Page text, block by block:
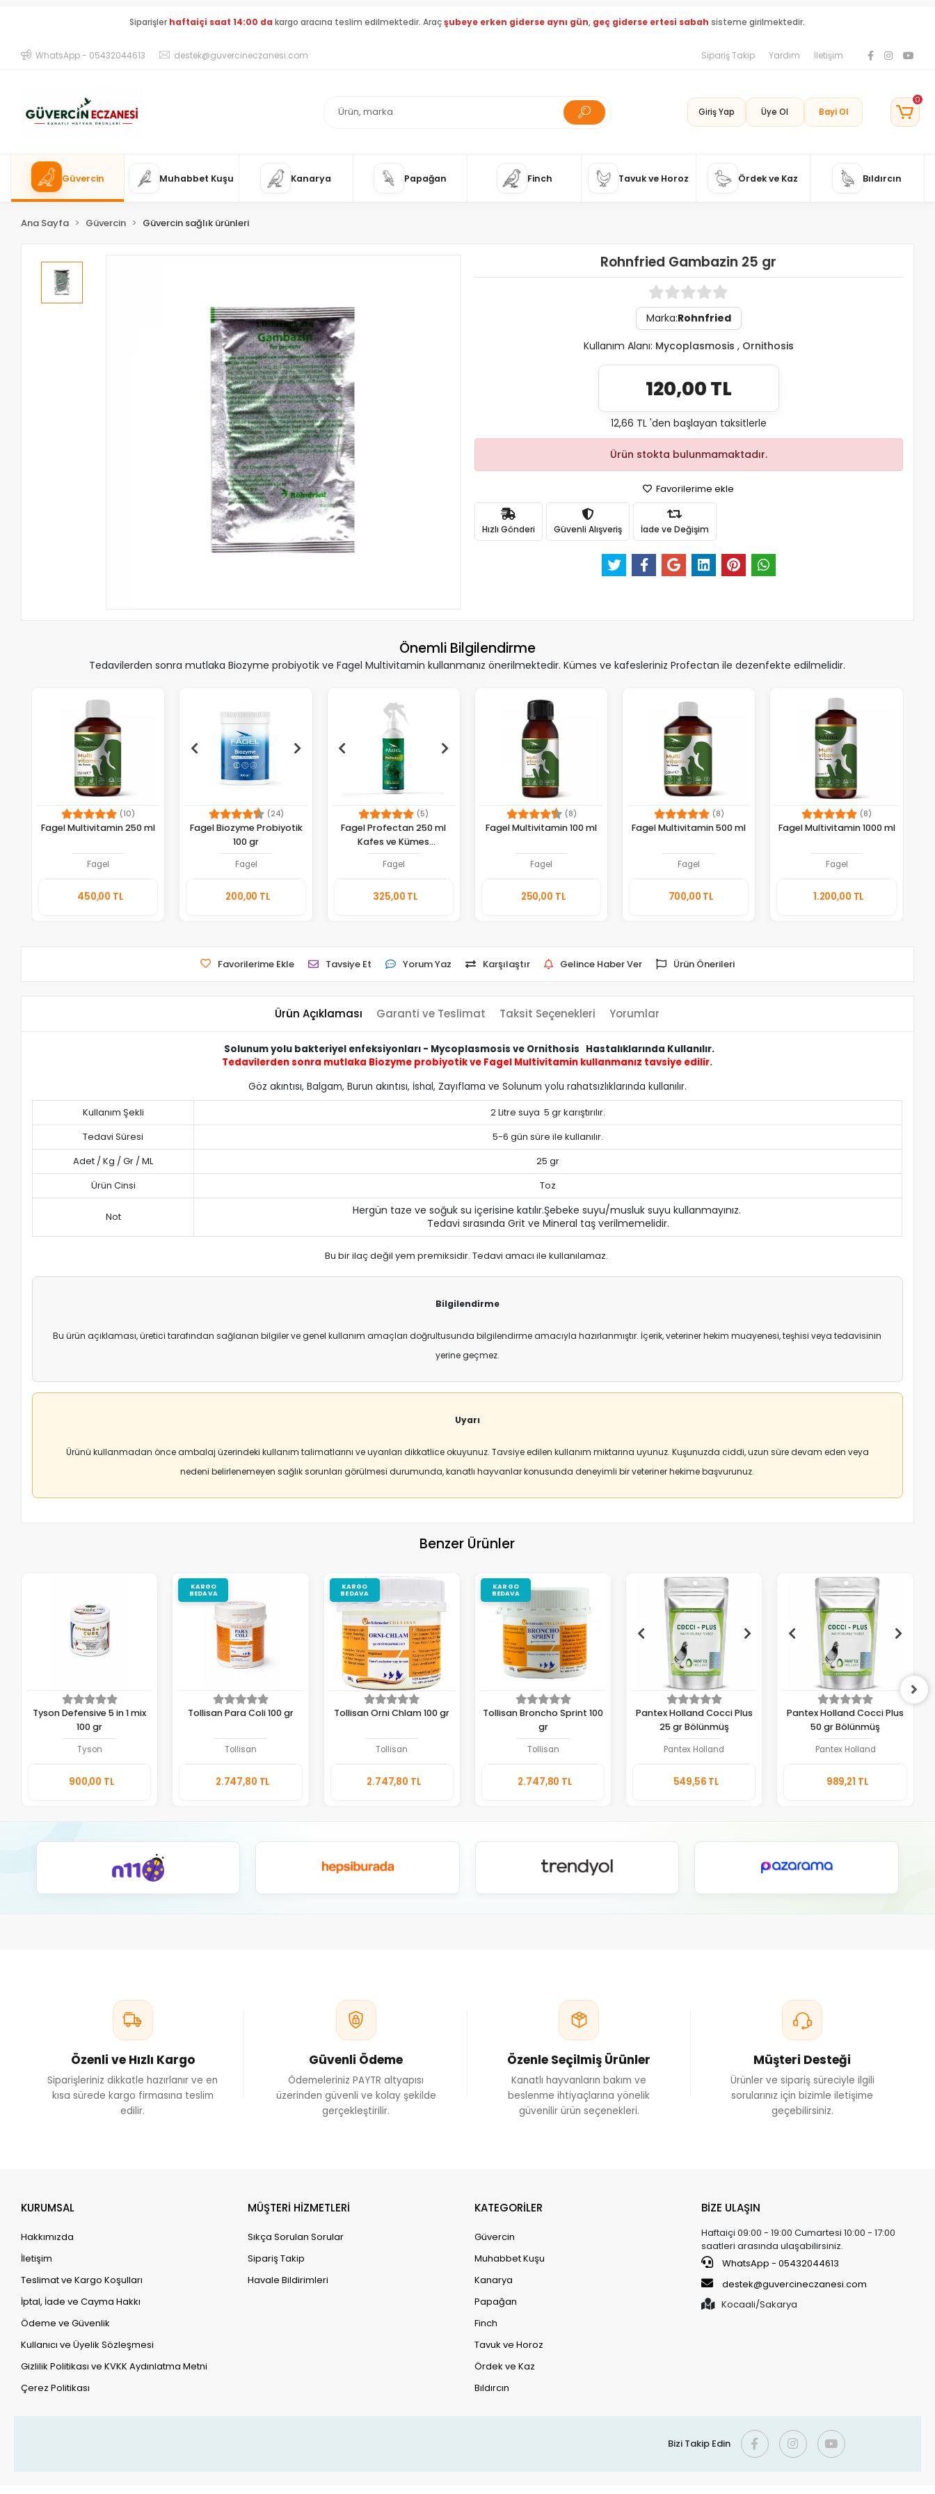
Siparişler haftaiçi saat 14:00 da kargo aracına teslim edilmektedir. Araçşubeye erken giderse aynı gün, geç giderse ertesi sabah sisteme girilmektedir.
WhatsApp - 05432044613 destek@guvercineczanesi.com Sipariş Takip Yardım İletişim
Giriş Yap Üye Ol Bayi Ol
0
Güvercin Muhabbet Kuşu Kanarya Papağan Finch Tavuk ve Horoz Ördek ve Kaz Bıldırcın
Ana Sayfa Güvercin Güvercin sağlık ürünleri
Rohnfried Gambazin 25 gr
Marka:Rohnfried
Kullanım Alanı: Mycoplasmosis , Ornithosis
120,00 TL
12,66 TL 'den başlayan taksitlerle
Ürün stokta bulunmamaktadır.
Favorilerime ekle
Hızlı Gönderi Güvenli Alışveriş İade ve Değişim
Önemli Bilgilendirme
Tedavilerden sonra mutlaka Biozyme probiyotik ve Fagel Multivitamin kullanmanız önerilmektedir. Kümes ve kafesleriniz Profectan ile dezenfekte edilmelidir.
(10)
Fagel Multivitamin 250 ml
Fagel
450,00 TLEkle
(24)
Fagel Biozyme Probiyotik
100 gr
Fagel
200,00 TL
(5)
Fagel Profectan 250 ml
Kafes ve Kümes
Dezenfektanı
Fagel
325,00 TL
(8)
Fagel Multivitamin 100 ml
Fagel
250,00 TL
(8)
Fagel Multivitamin 500 ml
Fagel
700,00 TL
(8)
Fagel Multivitamin 1000 ml
Fagel
1.200,00 TLEkle
Favorilerime Ekle Tavsiye Et Yorum Yaz Karşılaştır Gelince Haber Ver Ürün Önerileri
Ürün Açıklaması Garanti ve Teslimat Taksit Seçenekleri Yorumlar
Solunum yolu bakteriyel enfeksiyonları - Mycoplasmosis ve Ornithosis Hastalıklarında Kullanılır.
Tedavilerden sonra mutlaka Biozyme probiyotikve Fagel Multivitamin kullanmanız tavsiye edilir.
Göz akıntısı, Balgam, Burun akıntısı, İshal, Zayıflama ve Solunum yolu rahatsızlıklarında kullanılır.
Kullanım Şekli
2 Litre suya 5 gr karıştırılır.
Tedavi Süresi
5-6 gün süre ile kullanılır.
Adet / Kg / Gr / ML
25 gr
Ürün Cinsi
Toz
Not
Hergün taze ve soğuk su içerisine katılır.Şebeke suyu/musluk suyu kullanmayınız.
Tedavi sırasında Grit ve Mineral taş verilmemelidir.
Bu bir ilaç değil yem premiksidir. Tedavi amacı ile kullanılamaz.
Bilgilendirme
Bu ürün açıklaması, üretici tarafından sağlanan bilgiler ve genel kullanım amaçları doğrultusunda bilgilendirme amacıyla hazırlanmıştır. İçerik, veteriner hekim muayenesi, teşhisi veya tedavisinin
yerine geçmez.
Uyarı
Ürünü kullanmadan önce ambalaj üzerindeki kullanım talimatlarını ve uyarıları dikkatlice okuyunuz. Tavsiye edilen kullanım miktarına uyunuz. Kuşunuzda ciddi, uzun süre devam eden veya
nedeni belirlenemeyen sağlık sorunları görülmesi durumunda, kanatlı hayvanlar konusunda deneyimli bir veteriner hekime başvurunuz.
Benzer Ürünler
Tyson Defensive 5 in 1 mix
100 gr
Tyson
900,00 TL
KARGO
BEDAVA
Tollisan Para Coli 100 gr
Tollisan
2.747,80 TLEkle
KARGO
BEDAVA
Tollisan Orni Chlam 100 gr
Tollisan
2.747,80 TLEkle
KARGO
BEDAVA
Tollisan Broncho Sprint 100
gr
Tollisan
2.747,80 TLEkle
Pantex Holland Cocci Plus
25 gr Bölünmüş
Pantex Holland
549,56 TL
Pantex Holland Cocci Plus
50 gr Bölünmüş
Pantex Holland
989,21 TL
Özenli ve Hızlı Kargo
Siparişleriniz dikkatle hazırlanır ve en
kısa sürede kargo firmasına teslim
edilir.
Güvenli Ödeme
Ödemeleriniz PAYTR altyapısı
üzerinden güvenli ve kolay şekilde
gerçekleştirilir.
Özenle Seçilmiş Ürünler
Kanatlı hayvanların bakım ve
beslenme ihtiyaçlarına yönelik
güvenilir ürün seçenekleri.
Müşteri Desteği
Ürünler ve sipariş süreciyle ilgili
sorularınız için bizimle iletişime
geçebilirsiniz.
KURUMSAL
Hakkımızda
İletişim
Teslimat ve Kargo Koşulları
İptal, İade ve Cayma Hakkı
Ödeme ve Güvenlik
Kullanıcı ve Üyelik Sözleşmesi
Gizlilik Politikası ve KVKK Aydınlatma Metni
Çerez Politikası
MÜŞTERİ HİZMETLERİ
Sıkça Sorulan Sorular
Sipariş Takip
Havale Bildirimleri
KATEGORİLER
Güvercin
Muhabbet Kuşu
Kanarya
Papağan
Finch
Tavuk ve Horoz
Ördek ve Kaz
Bıldırcın
BİZE ULAŞIN
Haftaiçi 09:00 - 19:00 Cumartesi 10:00 - 17:00
saatleri arasında ulaşabilirsiniz.
WhatsApp - 05432044613
destek@guvercineczanesi.com
Kocaali/Sakarya
Bizi Takip Edin